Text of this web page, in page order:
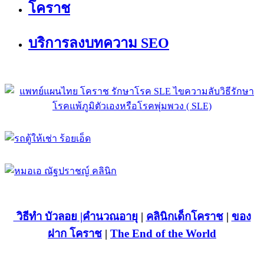
โคราช
บริการลงบทความ SEO
วิธีทำ บัวลอย |คำนวณอายุ | คลินิกเด็กโคราช| ของ
ฝาก โคราช | The End of the World